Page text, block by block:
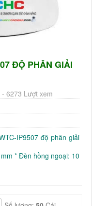
ĐỘ PHÂN GIẢI
6273 Lượt xem
IP9507 độ phân giải
* Đèn hồng ngoại: 10